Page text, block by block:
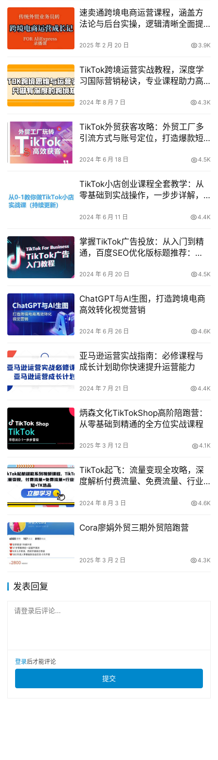
速卖通跨境电商运营课程，涵盖方
法论与后台实操，逻辑清晰全面提
2025 年 2 月 20 日 3.9K
TikTok跨境运营实战教程，深度学
习国际营销秘诀，专业课程助力高
2024 年 8 月 7 日 4.3K
TikTok外贸获客攻略：外贸工厂多
引流方式与账号定位，打造爆款短
2024 年 6 月 18 日 4.5K
TikTok小店创业课程全套教学：从
零基础到实战操作，一步步详解，
2024 年 6 月 11 日 4.4K
掌握TikTok广告投放：从入门到精
通，百度SEO优化版标题推荐：
快速掌握全流程！
2024 年 6 月 20 日 4.5K
ChatGPT与AI生图，打造跨境电商
高效转化视觉营销
2024 年 6 月 26 日 4.6K
亚马逊运营实战指南：必修课程与
成长计划助你快速提升运营能力
2024 年 7 月 21 日 4.4K
炳森文化TikTokShop高阶陪跑营：
从零基础到精通的全方位实战课程
2025 年 3 月 12 日 4.1K
TikTok起飞：流量变现全攻略，深
度解析付费流量、免费流量、行业
频课程
2024 年 8 月 3 日 4.6K
Cora廖娟外贸三期外贸陪跑营
2025 年 3 月 2 日 4.3K
发表回复
请登录后评论...
登录后才能评论
提交